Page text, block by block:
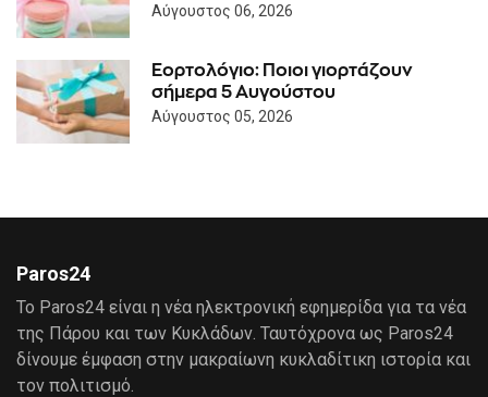
Αύγουστος 06, 2026
Εορτολόγιο: Ποιοι γιορτάζουν
σήμερα 5 Αυγούστου
Αύγουστος 05, 2026
Paros24
Το Paros24 είναι η νέα ηλεκτρονική εφημερίδα για τα νέα
της Πάρου και των Κυκλάδων. Ταυτόχρονα ως Paros24
δίνουμε έμφαση στην μακραίωνη κυκλαδίτικη ιστορία και
τον πολιτισμό.